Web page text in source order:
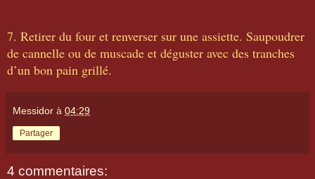
7. Retirer du four et renverser sur une assiette. Saupoudrer
de cannelle ou de muscade et déguster avec des tranches
d’un bon pain grillé.
Messidor à 04:29
Partager
4 commentaires: